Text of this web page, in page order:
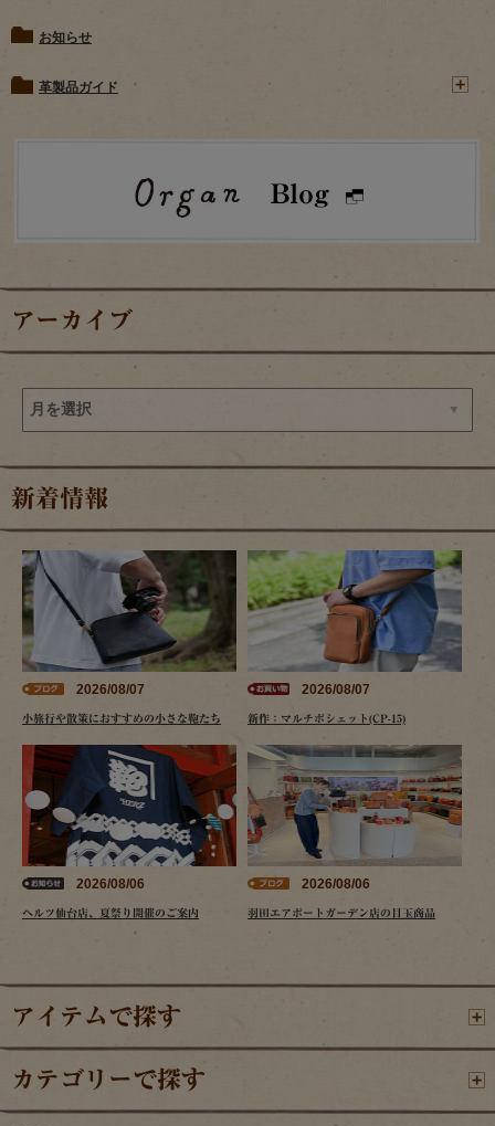
お知らせ
革製品ガイド
アーカイブ
新着情報
2026/08/07
小旅行や散策におすすめの小さな鞄たち
2026/08/07
新作：マルチポシェット(CP-15)
2026/08/06
ヘルツ仙台店、夏祭り開催のご案内
2026/08/06
羽田エアポートガーデン店の目玉商品
アイテムで探す
カテゴリーで探す